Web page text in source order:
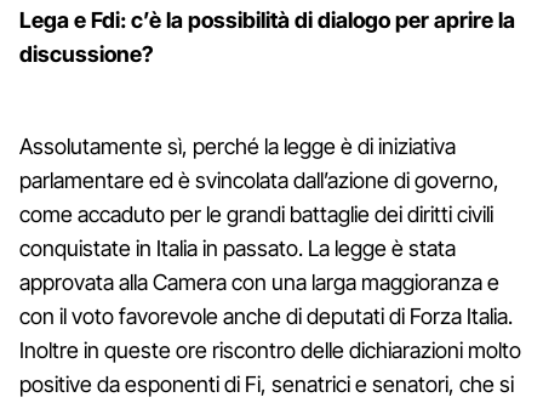
Lega e Fdi: c’è la possibilità di dialogo per aprire la
discussione?
Assolutamente sì, perché la legge è di iniziativa
parlamentare ed è svincolata dall’azione di governo,
come accaduto per le grandi battaglie dei diritti civili
conquistate in Italia in passato. La legge è stata
approvata alla Camera con una larga maggioranza e
con il voto favorevole anche di deputati di Forza Italia.
Inoltre in queste ore riscontro delle dichiarazioni molto
positive da esponenti di Fi, senatrici e senatori, che si